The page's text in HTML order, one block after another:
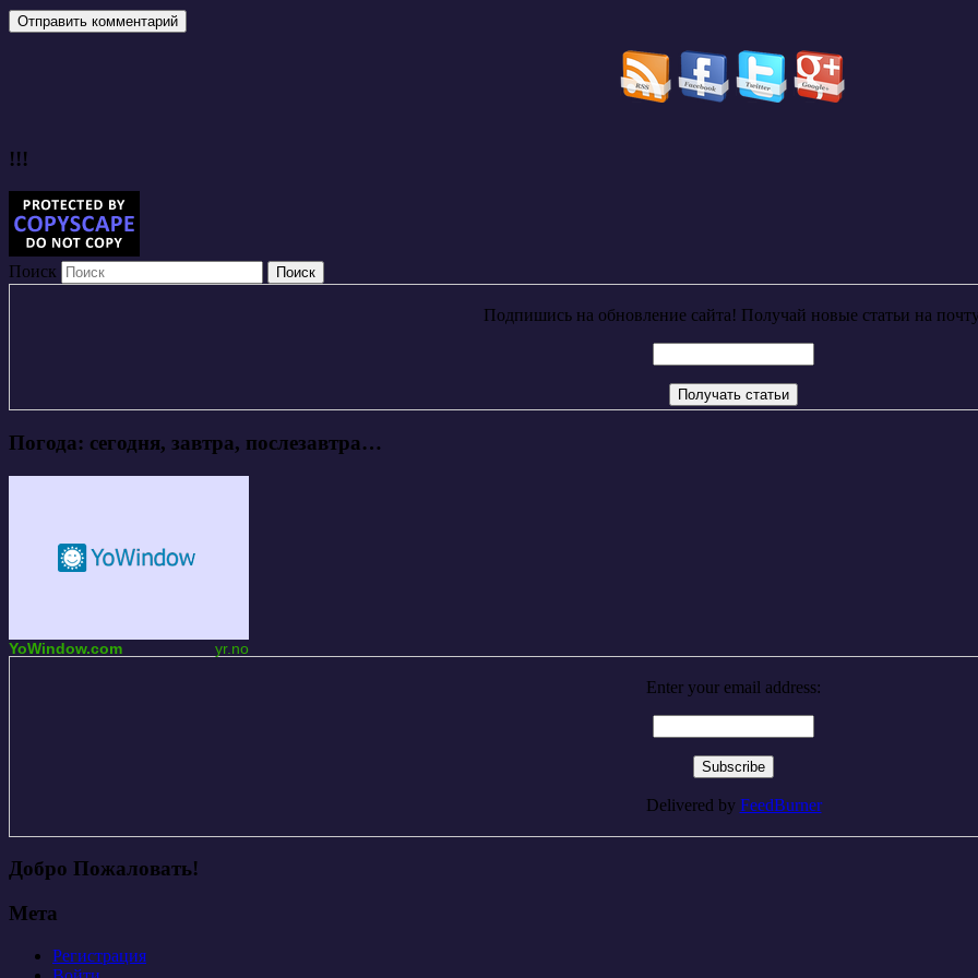
!!!
Поиск
Подпишись на обновление сайта! Получай новые статьи на
Погода: сегодня, завтра, послезавтра…
YoWindow.com yr.no
Enter your email address:
Delivered by FeedBurner
Добро Пожаловать!
Мета
Регистрация